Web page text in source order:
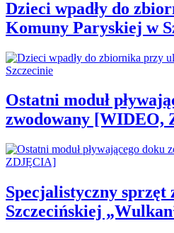
Dzieci wpadły do
Komuny Paryskiej w
Ostatni moduł
zwodowany [WIDEO,
Specjalistyczny sprzęt
Szczecińskiej